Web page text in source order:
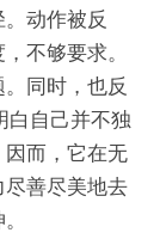
动作被反
不够要求。
同时，也反
白自己并不独
而，它在无
善尽美地去